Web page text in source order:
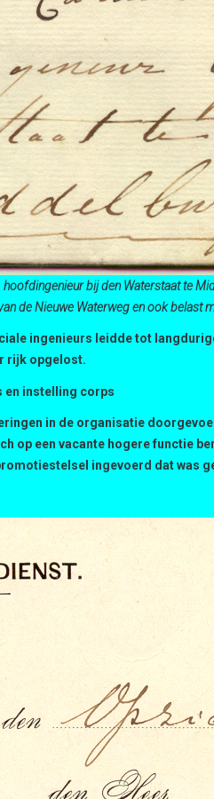
bij den Waterstaat te
de Nieuwe Waterweg en ook belast
ingenieurs leidde tot
rijk opgelost.
en instelling corps
in de organisatie
op een vacante hogere functie
ingevoerd dat was